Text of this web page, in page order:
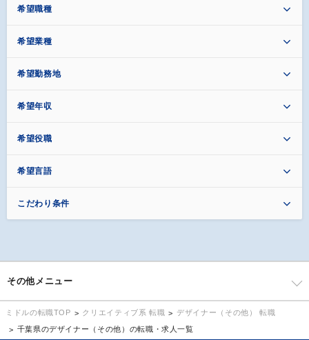
希望職種
希望業種
希望勤務地
希望年収
希望役職
希望言語
こだわり条件
その他メニュー
ミドルの転職TOP クリエイティブ系 転職
デザイナー（その他） 転職
千葉県のデザイナー（その他）の転職・求人一覧